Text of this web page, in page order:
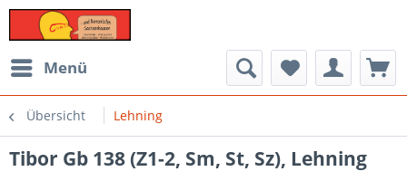
Menü
Übersicht Lehning
Tibor Gb 138 (Z1-2, Sm, St, Sz), Lehning